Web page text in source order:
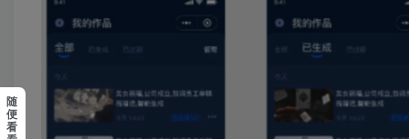
随
便
看